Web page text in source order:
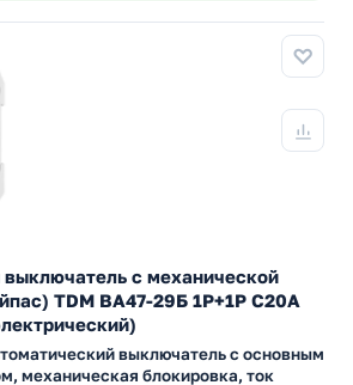
с механической
TDM ВА47-29Б 1Р+1Р С20А
выключатель с основным
механическая блокировка, ток